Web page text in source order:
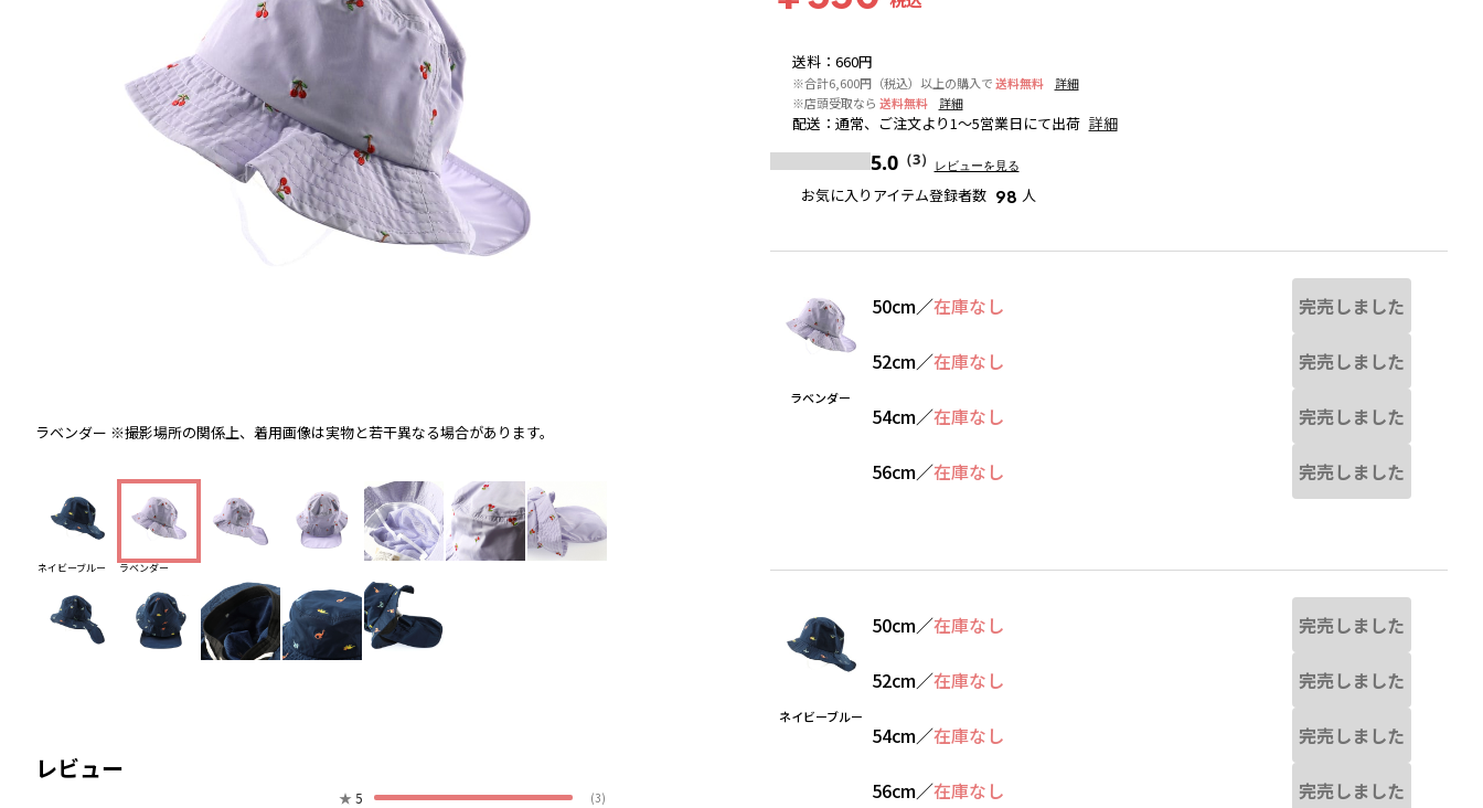
ラベンダー ※撮影場所の関係上、着用画像は実物と若干異なる場合があります。
ネイビーブルー ラベンダー
レビュー
★ 5 (3)
送料： 660円
※合計6,600円（税込）以上の購入で送料無料
詳細
※店頭受取なら 送料無料 詳細
配送 ： 通常、ご注文より1～5営業日にて出荷 詳細
5.0（3） レビューを見る
お気に入りアイテム登録者数 98 人
ラベンダー
50cm／在庫なし 完売しました
52cm／在庫なし 完売しました
54cm／在庫なし 完売しました
56cm／在庫なし 完売しました
ネイビーブルー
50cm／在庫なし 完売しました
52cm／在庫なし 完売しました
54cm／在庫なし 完売しました
56cm／在庫なし 完売しました